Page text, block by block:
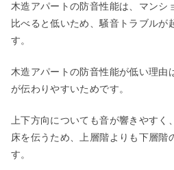
木造アパートの防音性能は、マンシ
比べると低いため、騒音トラブルが
す。
木造アパートの防音性能が低い理由
が伝わりやすいためです。
上下方向についても音が響きやすく
床を伝うため、上層階よりも下層階
す。